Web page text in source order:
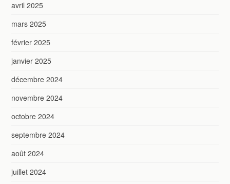
avril 2025
mars 2025
février 2025
janvier 2025
décembre 2024
novembre 2024
octobre 2024
septembre 2024
août 2024
juillet 2024